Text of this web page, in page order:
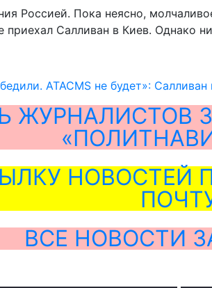
Россией. Пока неясно,
Салливан в Киев. Однако
ATACMS не будет»:
ЖУРНАЛИСТОВ
НОВОСТЕЙ
ВСЕ НОВОСТИ